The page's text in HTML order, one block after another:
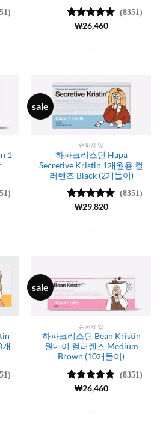
5 중에서
(8351)
₩26,460
.
1
sale
슈퍼세일
하파크리스틴 Hapa
Secretive Kristin 1개월용 컬
러렌즈 Black (2개들이)
5 중에서
(8351)
₩29,820
.
sale
슈퍼세일
하파크리스틴 Bean Kristin
원데이 컬러렌즈 Medium
Brown (10개들이)
5 중에서
(8351)
₩26,460
.